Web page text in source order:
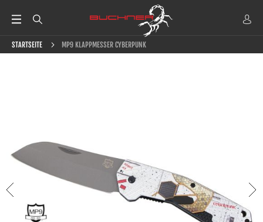
STARTSEITE MP9 KLAPPMESSER CYBERPUNK